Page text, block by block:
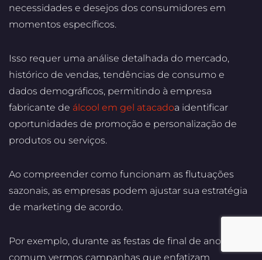
necessidades e desejos dos consumidores em
momentos específicos.
Isso requer uma análise detalhada do mercado,
histórico de vendas, tendências de consumo e
dados demográficos, permitindo à empresa
fabricante de álcool em gel atacadoa identificar
oportunidades de promoção e personalização de
produtos ou serviços.
Ao compreender como funcionam as flutuações
sazonais, as empresas podem ajustar sua estratégia
de marketing de acordo.
Por exemplo, durante as festas de final de ano, é
comum vermos campanhas que enfatizam